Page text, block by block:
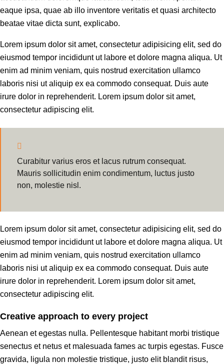
eaque ipsa, quae ab illo inventore veritatis et quasi architecto
beatae vitae dicta sunt, explicabo.
Lorem ipsum dolor sit amet, consectetur adipisicing elit, sed do
eiusmod tempor incididunt ut labore et dolore magna aliqua. Ut
enim ad minim veniam, quis nostrud exercitation ullamco
laboris nisi ut aliquip ex ea commodo consequat. Duis aute
irure dolor in reprehenderit. Lorem ipsum dolor sit amet,
consectetur adipiscing elit.
Curabitur varius eros et lacus rutrum consequat.
Mauris sollicitudin enim condimentum, luctus justo
non, molestie nisl.
Lorem ipsum dolor sit amet, consectetur adipisicing elit, sed do
eiusmod tempor incididunt ut labore et dolore magna aliqua. Ut
enim ad minim veniam, quis nostrud exercitation ullamco
laboris nisi ut aliquip ex ea commodo consequat. Duis aute
irure dolor in reprehenderit. Lorem ipsum dolor sit amet,
consectetur adipiscing elit.
Creative approach to every project
Aenean et egestas nulla. Pellentesque habitant morbi tristique
senectus et netus et malesuada fames ac turpis egestas. Fusce
gravida, ligula non molestie tristique, justo elit blandit risus,